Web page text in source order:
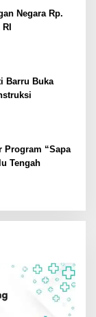
Negara Rp.
Barru Buka
Program “Sapa
Tengah